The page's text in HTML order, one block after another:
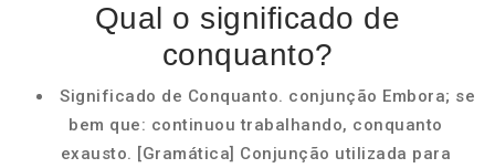
Qual o significado de
conquanto?
Significado de Conquanto. conjunção Embora; se
bem que: continuou trabalhando, conquanto
exausto. [Gramática] Conjunção utilizada para